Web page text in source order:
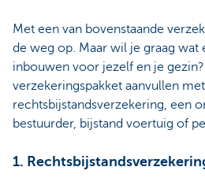
Met een van bovenstaande
de weg op. Maar wil je graag wat
inbouwen voor jezelf en je
verzekeringspakket aanvullen
rechtsbijstandsverzekering, een
bestuurder, bijstand voertuig of
1.